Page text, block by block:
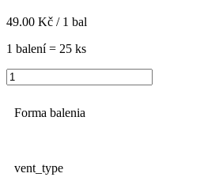
49.00 Kč / 1 bal
1 balení = 25 ks
Forma balenia
vent_type